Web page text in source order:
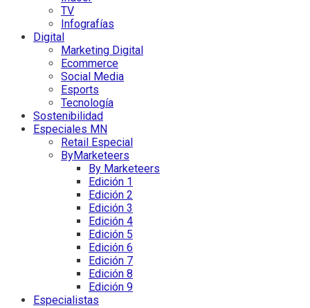
TV
Infografías
Digital
Marketing Digital
Ecommerce
Social Media
Esports
Tecnología
Sostenibilidad
Especiales MN
Retail Especial
ByMarketeers
By Marketeers
Edición 1
Edición 2
Edición 3
Edición 4
Edición 5
Edición 6
Edición 7
Edición 8
Edición 9
Especialistas